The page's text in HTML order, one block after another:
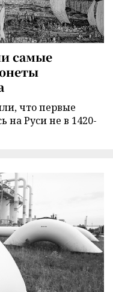
самые
что первые
Руси не в 1420-